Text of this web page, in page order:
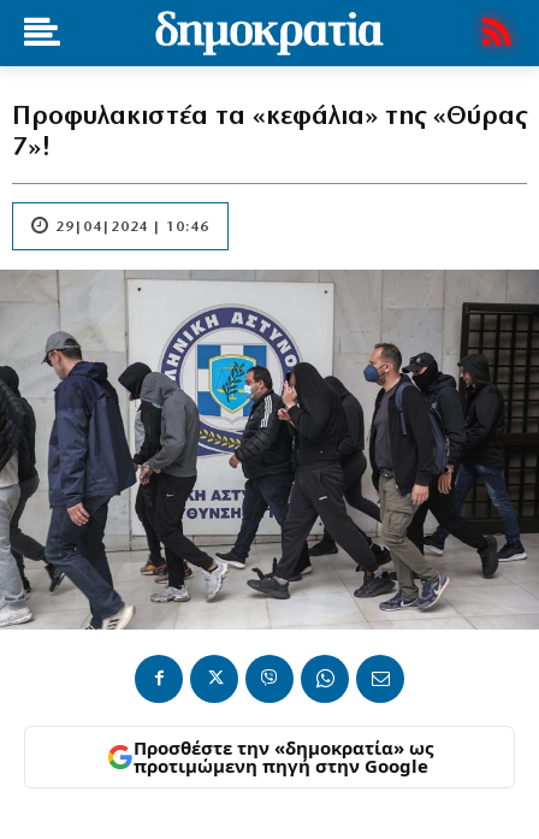
Προφυλακιστέα τα «κεφάλια» της «Θύρας
7»!
29|04|2024 | 10:46
Προσθέστε την «δημοκρατία» ως
προτιμώμενη πηγή στην Google